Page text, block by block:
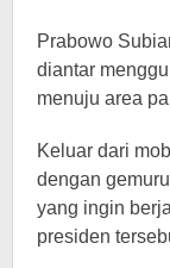
Prabowo
diantar
menuju area
Keluar dari
dengan
yang ingin
presiden